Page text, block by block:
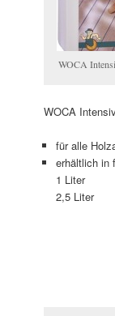
WOCA
WOCA
für alle
erhältlich in
1 Liter
2,5 Liter